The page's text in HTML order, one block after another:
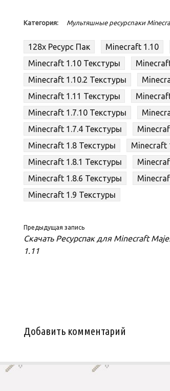
Категория: Мультяшные ресурспаки
128x Ресурс Пак Minecraft 1.10
Minecraft 1.10 Текстуры
Minecraft 1.10.2 Текстуры
Minecraft 1.11 Текстуры
Minecraft 1.7.10 Текстуры
Minecraft 1.7.4 Текстуры
Minecraft 1.8 Текстуры
Minecraft
Minecraft 1.8.1 Текстуры
Minecraft 1.8.6 Текстуры
Minecraft 1.9 Текстуры
Предыдущая запись
Скачать Ресурспак для Minecraft
1.11
Добавить комментарий